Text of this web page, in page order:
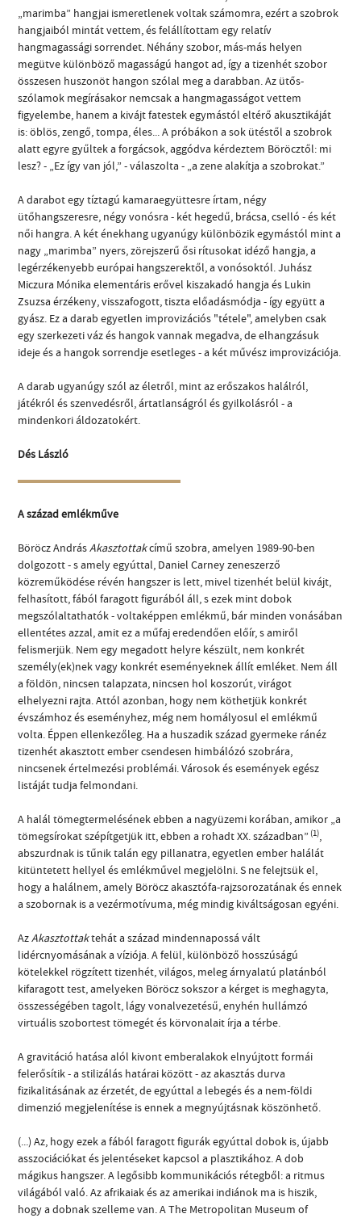
„marimba” hangjai ismeretlenek voltak számomra, ezért a szobrok
hangjaiból mintát vettem, és felállítottam egy relatív
hangmagassági sorrendet. Néhány szobor, más-más helyen
megütve különböző magasságú hangot ad, így a tizenhét szobor
összesen huszonöt hangon szólal meg a darabban. Az ütős-
szólamok megírásakor nemcsak a hangmagasságot vettem
figyelembe, hanem a kivájt fatestek egymástól eltérő akusztikáját
is: öblös, zengő, tompa, éles... A próbákon a sok ütéstől a szobrok
alatt egyre gyűltek a forgácsok, aggódva kérdeztem Böröcztől: mi
lesz? - „Ez így van jól,” - válaszolta - „a zene alakítja a szobrokat.”
A darabot egy tíztagú kamaraegyüttesre írtam, négy
ütőhangszeresre, négy vonósra - két hegedű, brácsa, cselló - és két
női hangra. A két énekhang ugyanúgy különbözik egymástól mint a
nagy „marimba” nyers, zörejszerű ősi rítusokat idéző hangja, a
legérzékenyebb európai hangszerektől, a vonósoktól. Juhász
Miczura Mónika elementáris erővel kiszakadó hangja és Lukin
Zsuzsa érzékeny, visszafogott, tiszta előadásmódja - így együtt a
gyász. Ez a darab egyetlen improvizációs "tétele", amelyben csak
egy szerkezeti váz és hangok vannak megadva, de elhangzásuk
ideje és a hangok sorrendje esetleges - a két művész improvizációja.
A darab ugyanúgy szól az életről, mint az erőszakos halálról,
játékról és szenvedésről, ártatlanságról és gyilkolásról - a
mindenkori áldozatokért.
Dés László
A század emlékműve
Böröcz AndrásAkasztottakcímű szobra, amelyen 1989-90-ben
dolgozott - s amely egyúttal, Daniel Carney zeneszerző
közreműködése révén hangszer is lett, mivel tizenhét belül kivájt,
felhasított, fából faragott figurából áll, s ezek mint dobok
megszólaltathatók - voltaképpen emlékmű, bár minden vonásában
ellentétes azzal, amit ez a műfaj eredendően előír, s amiről
felismerjük. Nem egy megadott helyre készült, nem konkrét
személy(ek)nek vagy konkrét eseményeknek állít emléket. Nem áll
a földön, nincsen talapzata, nincsen hol koszorút, virágot
elhelyezni rajta. Attól azonban, hogy nem köthetjük konkrét
évszámhoz és eseményhez, még nem homályosul el emlékmű
volta. Éppen ellenkezőleg. Ha a huszadik század gyermeke ránéz
tizenhét akasztott ember csendesen himbálózó szobrára,
nincsenek értelmezési problémái. Városok és események egész
listáját tudja felmondani.
A halál tömegtermelésének ebben a nagyüzemi korában, amikor „a
tömegsírokat szépítgetjük itt, ebben a rohadt XX. században” (1),
abszurdnak is tűnik talán egy pillanatra, egyetlen ember halálát
kitüntetett hellyel és emlékművel megjelölni. S ne felejtsük el,
hogy a halálnem, amely Böröcz akasztófa-rajzsorozatának és ennek
a szobornak is a vezérmotívuma, még mindig kiváltságosan egyéni.
AzAkasztottaktehát a század mindennapossá vált
lidércnyomásának a víziója. A felül, különböző hosszúságú
kötelekkel rögzített tizenhét, világos, meleg árnyalatú platánból
kifaragott test, amelyeken Böröcz sokszor a kérget is meghagyta,
összességében tagolt, lágy vonalvezetésű, enyhén hullámzó
virtuális szobortest tömegét és körvonalait írja a térbe.
A gravitáció hatása alól kivont emberalakok elnyújtott formái
felerősítik - a stilizálás határai között - az akasztás durva
fizikalitásának az érzetét, de egyúttal a lebegés és a nem-földi
dimenzió megjelenítése is ennek a megnyújtásnak köszönhető.
(...) Az, hogy ezek a fából faragott figurák egyúttal dobok is, újabb
asszociációkat és jelentéseket kapcsol a plasztikához. A dob
mágikus hangszer. A legősibb kommunikációs rétegből: a ritmus
világából való. Az afrikaiak és az amerikai indiánok ma is hiszik,
hogy a dobnak szelleme van. A The Metropolitan Museum of